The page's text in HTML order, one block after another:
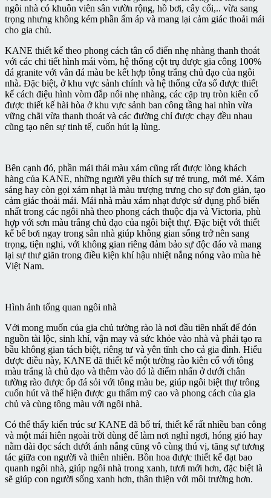
ngôi nhà có khuôn viên sân vườn rộng, hồ bơi, cây cối,.. vừa sang
trọng nhưng không kém phần ấm áp và mang lại cảm giác thoải mái
cho gia chủ.
KANE thiết kế theo phong cách tân cổ điển nhẹ nhàng thanh thoát
với các chi tiết hình mái vòm, hệ thống cột trụ được gia công 100%
đá granite với vân đá màu be kết hợp tông trắng chủ đạo của ngôi
nhà. Đặc biệt, ở khu vực sảnh chính và hệ thống cửa sổ được thiết
kế cách điệu hình vòm đắp nổi nhẹ nhàng, các cặp trụ tròn kiên cố
được thiết kế hài hòa ở khu vực sảnh ban công tầng hai nhìn vừa
vững chãi vừa thanh thoát và các đường chỉ được chạy đều nhau
cũng tạo nên sự tinh tế, cuốn hút lạ lùng.
Bên cạnh đó, phần mái thái màu xám cũng rất được lòng khách
hàng của KANE, những người yêu thích sự trẻ trung, mới mẻ. Xám
sáng hay còn gọi xám nhạt là màu trượng trưng cho sự đơn giản, tạo
cảm giác thoải mái. Mái nhà màu xám nhạt được sử dụng phổ biến
nhất trong các ngôi nhà theo phong cách thuộc địa và Victoria, phù
hợp với sơn màu trắng chủ đạo của ngôi biệt thự. Đặc biệt với thiết
kế bể bơi ngay trong sân nhà giúp không gian sống trở nên sang
trọng, tiện nghi, với không gian riêng đảm bảo sự độc đáo và mang
lại sự thư giãn trong điều kiện khí hậu nhiệt nắng nóng vào mùa hè
Việt Nam.
Hình ảnh tổng quan ngôi nhà
Với mong muốn của gia chủ tường rào là nơi đầu tiên nhất để đón
nguồn tài lộc, sinh khí, vận may và sức khỏe vào nhà và phải tạo ra
bầu không gian tách biệt, riêng tư và yên tĩnh cho cả gia đình. Hiểu
được điều này, KANE đã thiết kế một tường rào kiên cố với tông
màu trắng là chủ đạo và thêm vào đó là điểm nhấn ở dưới chân
tường rào được ốp đá sỏi với tông màu be, giúp ngôi biệt thự trông
cuốn hút và thể hiện được gu thẩm mỹ cao và phong cách của gia
chủ và cùng tông màu với ngôi nhà.
Có thể thấy kiến trúc sư KANE đã bố trí, thiết kế rất nhiều ban công
và một mái hiên ngoài trời dùng để làm nơi nghỉ ngơi, hóng gió hay
nằm dài đọc sách dưới ánh nắng cũng vô cùng thú vị, tăng sự tương
tác giữa con người và thiên nhiên. Bồn hoa được thiết kế đạt bao
quanh ngôi nhà, giúp ngôi nhà trong xanh, tươi mới hơn, đặc biệt là
sẽ giúp con người sống xanh hơn, thân thiện với môi trường hơn.